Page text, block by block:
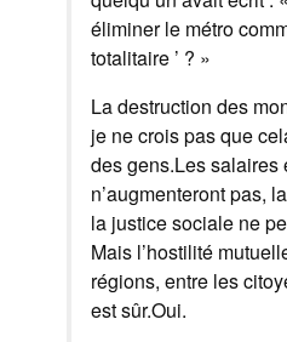
éliminer le métro
totalitaire ’ ? »
La destruction des
je ne crois pas que
des gens.Les salaires
n’augmenteront pas,
la justice sociale ne
Mais l’hostilité
régions, entre les
est sûr.Oui.